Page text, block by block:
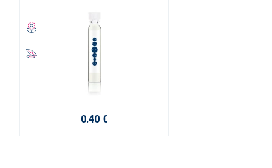
0.40 €